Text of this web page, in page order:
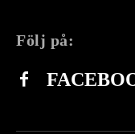
Följ på: